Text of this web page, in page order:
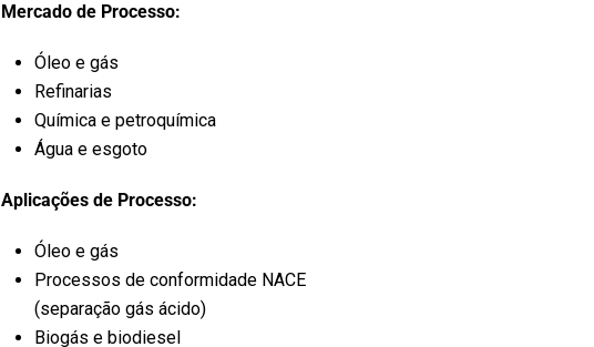
Mercado de Processo:
Óleo e gás
Refinarias
Química e petroquímica
Água e esgoto
Aplicações de Processo:
Óleo e gás
Processos de conformidade NACE
(separação gás ácido)
Biogás e biodiesel